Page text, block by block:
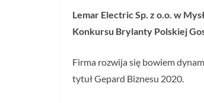
Lemar Electric Sp. z o.o. w
Konkursu Brylanty Polskiej
Firma rozwija się bowiem
tytuł Gepard Biznesu 2020.